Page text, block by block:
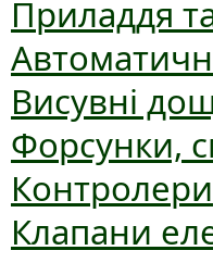
Приладдя
Висувні
Форсунки,
Контролери
Клапани